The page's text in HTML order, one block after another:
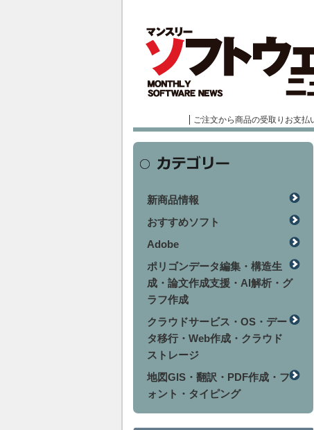
ご注文から商品の受取りお支払
新商品情報
おすすめソフト
Adobe
ポリゴンデータ編集・構造生
成・論文作成支援・AI解析・グ
ラフ作成
クラウドサービス・OS・デー
タ移行・Web作成・クラウド
ストレージ
地図GIS・翻訳・PDF作成・フ
ォント・タイピング